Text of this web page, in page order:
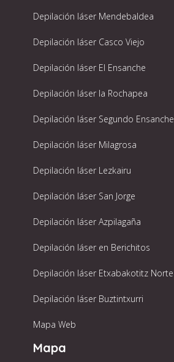
Depilación láser Mendebaldea
Depilación láser Casco Viejo
Depilación láser El Ensanche
Depilación láser la Rochapea
Depilación láser Segundo Ensanche
Depilación láser Milagrosa
Depilación láser Lezkairu
Depilación láser San Jorge
Depilación láser Azpilagaña
Depilación láser en Berichitos
Depilación láser Etxabakotitz Norte
Depilación láser Buztintxurri
Mapa Web
Mapa